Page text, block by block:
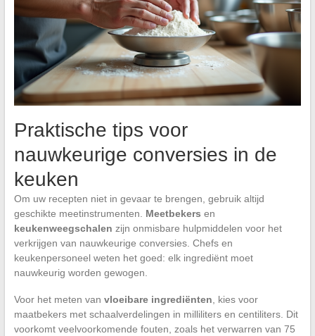
Praktische tips voor
nauwkeurige conversies in de
keuken
Om uw recepten niet in gevaar te brengen, gebruik altijd
geschikte meetinstrumenten. Meetbekers en
keukenweegschalen zijn onmisbare hulpmiddelen voor het
verkrijgen van nauwkeurige conversies. Chefs en
keukenpersoneel weten het goed: elk ingrediënt moet
nauwkeurig worden gewogen.
Voor het meten van vloeibare ingrediënten , kies voor
maatbekers met schaalverdelingen in milliliters en centiliters. Dit
voorkomt veelvoorkomende fouten, zoals het verwarren van 75